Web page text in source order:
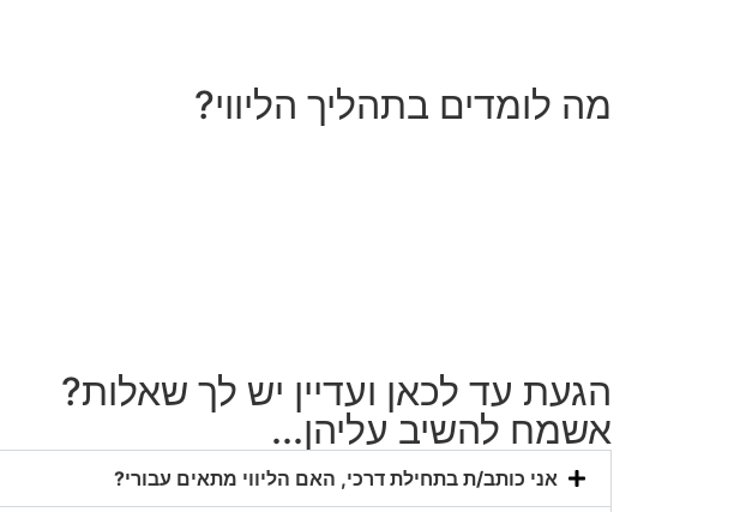
מה לומדים בתהליך הליווי?
הגעת עד לכאן ועדיין יש לך שאלות?
אשמח להשיב עליהן...
אני כותב/ת בתחילת דרכי, האם הליווי מתאים עבורי?